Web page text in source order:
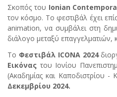
Σκοπός του Ionian
τον κόσμο. Το φεστιβάλ έχει
animation, να συμβάλει στη
διάλογο μεταξύ επαγγελματιών,
Το Φεστιβάλ ICONA 2024
Εικόνας του Ιονίου
(Ακαδημίας και Καποδιστρίου -
Δεκεμβρίου 2024.